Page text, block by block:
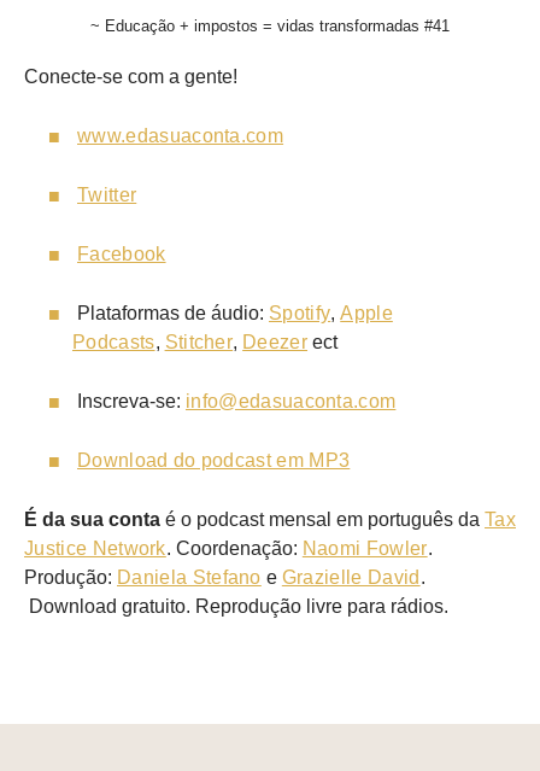
~ Educação + impostos = vidas transformadas #41
Conecte-se com a gente!
www.edasuaconta.com
Twitter
Facebook
Plataformas de áudio: Spotify,Apple
Podcasts, Stitcher, Deezer ect
Inscreva-se: info@edasuaconta.com
Download do podcast em MP3
É da sua conta é o podcast mensal em português da Tax
Justice Network. Coordenação: Naomi Fowler.
Produção: Daniela Stefano e Grazielle David .
Download gratuito. Reprodução livre para rádios.